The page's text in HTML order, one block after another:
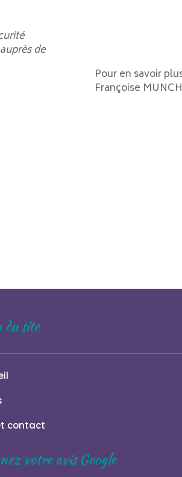
de
Pour en savoir
Françoise
du site
contact
votre avis Google